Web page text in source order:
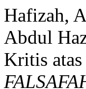
Hafizah,
Abdul
Kritis